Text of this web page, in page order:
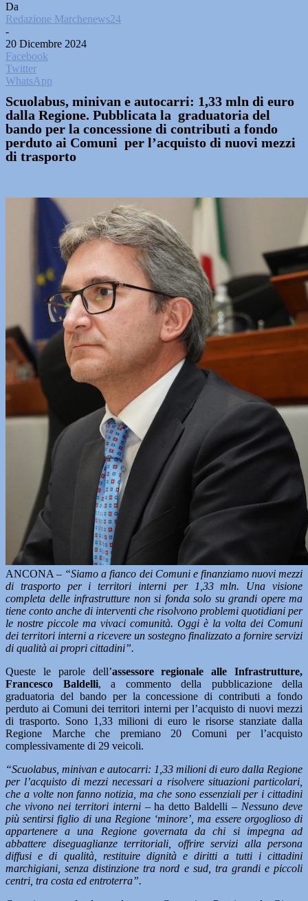
Da
Redazione Marchenews24
-
20 Dicembre 2024
Facebook
Twitter
WhatsApp
Scuolabus, minivan e autocarri: 1,33 mln di euro
dalla Regione. Pubblicata la graduatoria del
bando per la concessione di contributi a fondo
perduto ai Comuni per l’acquisto di nuovi mezzi
di trasporto
ANCONA – “Siamo a fianco dei Comuni e finanziamo nuovi mezzi
di trasporto per i territori interni per 1,33 mln. Una visione
completa delle infrastrutture non si fonda solo su grandi opere ma
tiene conto anche di interventi che risolvono problemi quotidiani per
le nostre piccole ma vivaci comunità. Oggi è la volta dei Comuni
dei territori interni a ricevere un sostegno finalizzato a fornire servizi
di qualità ai propri cittadini”.
Queste le parole dell’assessore regionale alle Infrastrutture,
Francesco Baldelli, a commento della pubblicazione della
graduatoria del bando per la concessione di contributi a fondo
perduto ai Comuni dei territori interni per l’acquisto di nuovi mezzi
di trasporto. Sono 1,33 milioni di euro le risorse stanziate dalla
Regione Marche che premiano 20 Comuni per l’acquisto
complessivamente di 29 veicoli.
“Scuolabus, minivan e autocarri: 1,33 milioni di euro dalla Regione
per l’acquisto di mezzi necessari a risolvere situazioni particolari,
che a volte non fanno notizia, ma che sono essenziali per i cittadini
che vivono nei territori interni –ha detto Baldelli – Nessuno deve
più sentirsi figlio di una Regione ‘minore’, ma essere orgoglioso di
appartenere a una Regione governata da chi si impegna ad
abbattere diseguaglianze territoriali, offrire servizi alla persona
diffusi e di qualità, restituire dignità e diritti a tutti i cittadini
marchigiani, senza distinzione tra nord e sud, tra grandi e piccoli
centri, tra costa ed entroterra”.